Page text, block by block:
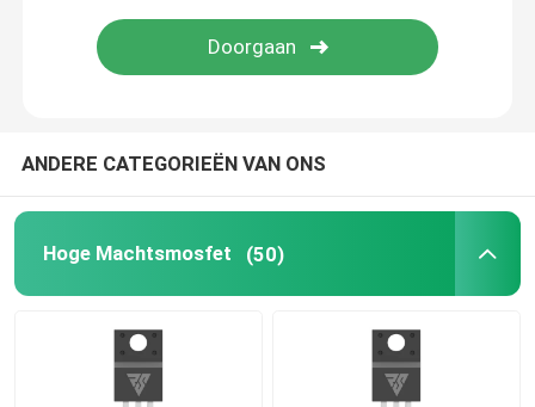
ANDERE CATEGORIEËN VAN ONS
Hoge Machtsmosfet (50)